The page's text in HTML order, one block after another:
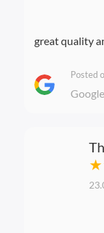
great quality
Posted
Google